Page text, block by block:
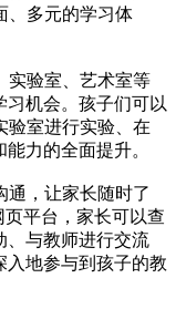
、多元的学习体
实验室、艺术室等
机会。孩子们可以
验室进行实验、在
力的全面提升。
通，让家长随时了
平台，家长可以查
、与教师进行交流
入地参与到孩子的教